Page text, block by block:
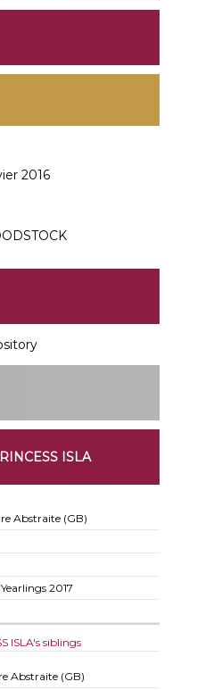
2016
ISLA
Abstraite (GB)
2017
ISLA's siblings
Abstraite (GB)